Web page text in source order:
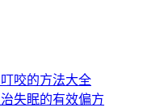
咬的方法大全
失眠的有效偏方